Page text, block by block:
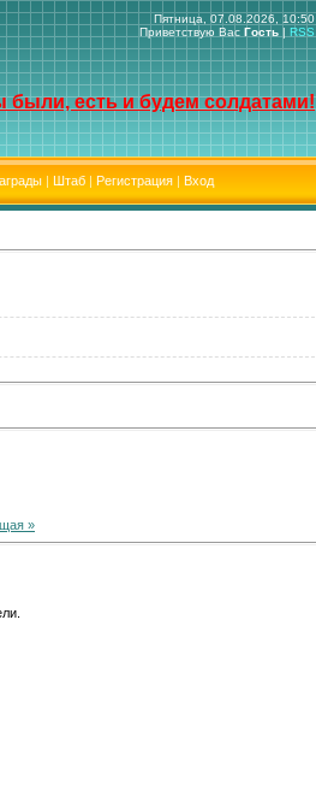
Пятница, 07.08.2026, 10:50
Приветствую Вас Гость | RSS
были, есть и будем солдатами!
| Штаб| Регистрация| Вход
»